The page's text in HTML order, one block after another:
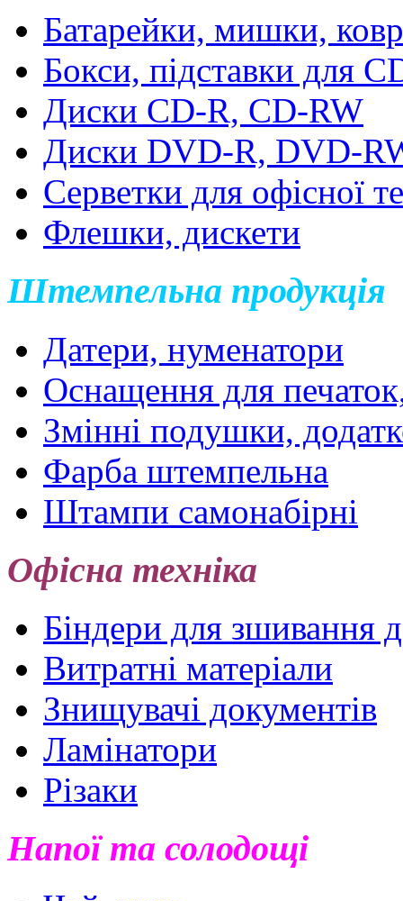
Батарейки, мишки,
Бокси, підставки для
Диски CD-R, CD-RW
Диски DVD-R, DVD-
Серветки для офісної
Флешки, дискети
Штемпельна продукція
Датери, нуменатори
Оснащення для
Змінні подушки,
Фарба штемпельна
Штампи самонабірні
Офісна техніка
Біндери для зшивання
Витратні матеріали
Знищувачі документів
Ламінатори
Різаки
Напої та солодощі